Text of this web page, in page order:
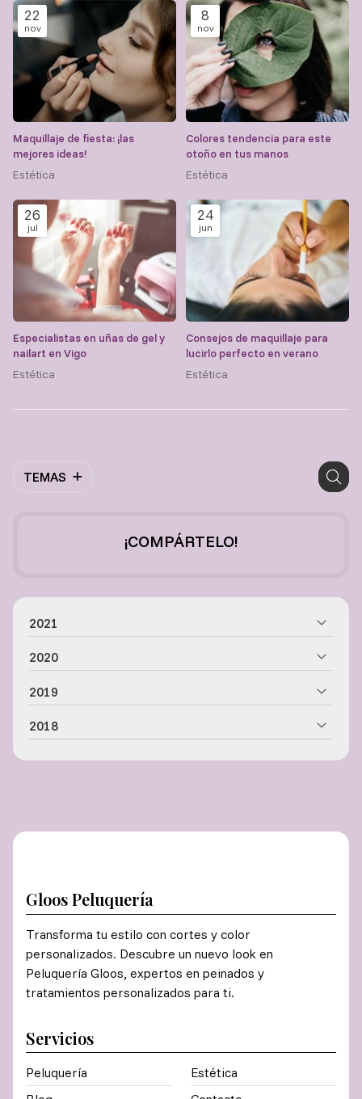
TEMAS
22
nov
Maquillaje de fiesta: ¡las
mejores ideas!
Estética
8
nov
Colores tendencia para este
otoño en tus manos
Estética
26
jul
Especialistas en uñas de gel y
nailart en Vigo
Estética
24
jun
Consejos de maquillaje para
lucirlo perfecto en verano
Estética
¡COMPÁRTELO!
2021
2020
2019
2018
Gloos Peluquería
Transforma tu estilo con cortes y color
personalizados. Descubre un nuevo look en
Peluquería Gloos, expertos en peinados y
tratamientos personalizados para ti.
Servicios
Peluquería
Estética